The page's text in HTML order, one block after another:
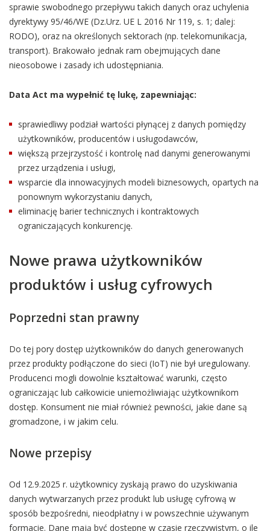
sprawie swobodnego przepływu takich danych oraz uchylenia
dyrektywy 95/46/WE (Dz.Urz. UE L 2016 Nr 119, s. 1; dalej:
RODO), oraz na określonych sektorach (np. telekomunikacja,
transport). Brakowało jednak ram obejmujących dane
nieosobowe i zasady ich udostępniania.
Data Act ma wypełnić tę lukę, zapewniając:
sprawiedliwy podział wartości płynącej z danych pomiędzy
użytkowników, producentów i usługodawców,
większą przejrzystość i kontrolę nad danymi generowanymi
przez urządzenia i usługi,
wsparcie dla innowacyjnych modeli biznesowych, opartych na
ponownym wykorzystaniu danych,
eliminację barier technicznych i kontraktowych
ograniczających konkurencję.
Nowe prawa użytkowników
produktów i usług cyfrowych
Poprzedni stan prawny
Do tej pory dostęp użytkowników do danych generowanych
przez produkty podłączone do sieci (IoT) nie był uregulowany.
Producenci mogli dowolnie kształtować warunki, często
ograniczając lub całkowicie uniemożliwiając użytkownikom
dostęp. Konsument nie miał również pewności, jakie dane są
gromadzone, i w jakim celu.
Nowe przepisy
Od 12.9.2025 r. użytkownicy zyskają prawo do uzyskiwania
danych wytwarzanych przez produkt lub usługę cyfrową w
sposób bezpośredni, nieodpłatny i w powszechnie używanym
formacie. Dane mają być dostępne w czasie rzeczywistym, o ile